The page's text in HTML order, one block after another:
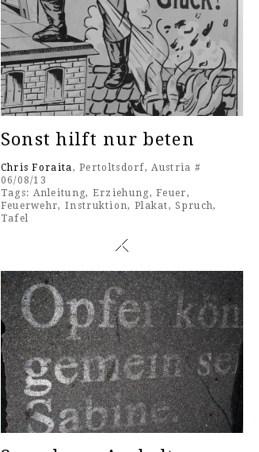
Sonst hilft nur beten
Chris Foraita, Pertoltsdorf, Austria #
06/08/13
Tags: Anleitung, Erziehung,Feuer,
Feuerwehr, Instruktion, Plakat,Spruch,
Tafel